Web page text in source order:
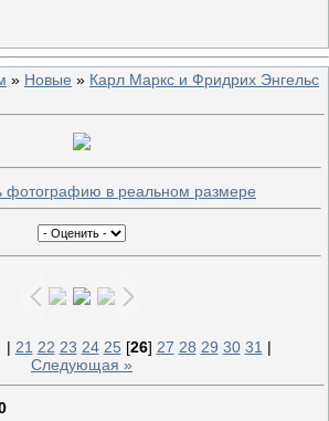
» Новые » Карл Маркс и Фридрих Энгельс
фотографию в реальном размере
| 21 22 23 24 25 [26] 27 28 29 30 31 |
Следующая »